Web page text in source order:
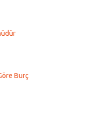
Burç